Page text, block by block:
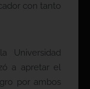
con tanto
Universidad
a apretar el
por ambos